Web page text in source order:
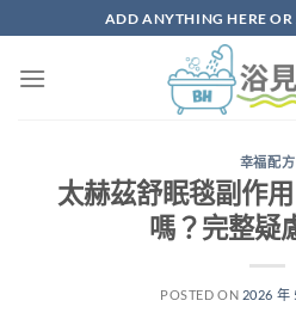
ADD ANYTHING HERE OR
幸福配方
太赫茲舒眠毯副作
嗎？完整疑
POSTED ON 2026 年